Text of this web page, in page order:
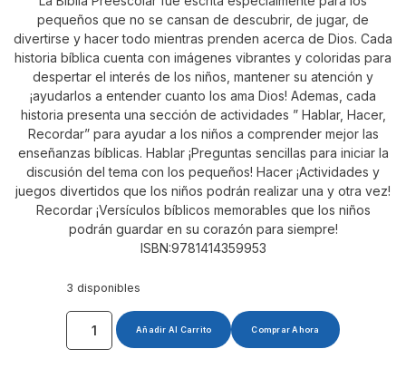
pequeños que no se cansan de descubrir, de jugar, de
divertirse y hacer todo mientras prenden acerca de Dios. Cada
historia bíblica cuenta con imágenes vibrantes y coloridas para
despertar el interés de los niños, mantener su atención y
¡ayudarlos a entender cuanto los ama Dios! Ademas, cada
historia presenta una sección de actividades ” Hablar, Hacer,
Recordar” para ayudar a los niños a comprender mejor las
enseñanzas bíblicas. Hablar ¡Preguntas sencillas para iniciar la
discusión del tema con los pequeños! Hacer ¡Actividades y
juegos divertidos que los niños podrán realizar una y otra vez!
Recordar ¡Versículos bíblicos memorables que los niños
podrán guardar en su corazón para siempre!
ISBN:9781414359953
3 disponibles
Añadir Al Carrito Comprar Ahora